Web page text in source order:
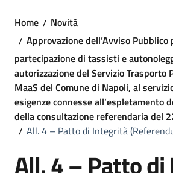
Home
Novità
Approvazione dell’Avviso Pubblico
partecipazione di tassisti e
autorizzazione del Servizio Trasporto
MaaS del Comune di Napoli, al
esigenze connesse all’espletamento
della consultazione referendaria del
All. 4 – Patto di Integrità
All. 4 – Patto